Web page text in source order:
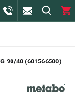
90/40 (601566500)